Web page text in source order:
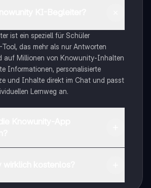
ist ein speziell für Schüler
das mehr als nur Antworten
auf Millionen von Knowunity-Inhalten
Informationen, personalisierte
und Inhalte direkt im Chat und passt
Lernweg an.